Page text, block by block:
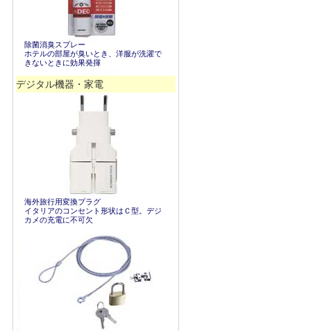
除菌消臭スプレー
ホテルの部屋が臭いとき、洋服が洗濯で
きないときに効果発揮
デジタル機器・家電
海外旅行用変換プラグ
イタリアのコンセント形状はＣ型。デジ
カメの充電に不可欠